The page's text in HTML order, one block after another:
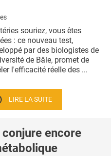
souriez, vous êtes
: ce nouveau test,
par des biologistes de
de Bâle, promet de
l'efficacité réelle des ...
LIRE LA SUITE
conjure encore